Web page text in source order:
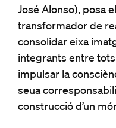
José Alonso), posa
transformador de
consolidar eixa
integrants entre
impulsar la
seua
construcció d’un